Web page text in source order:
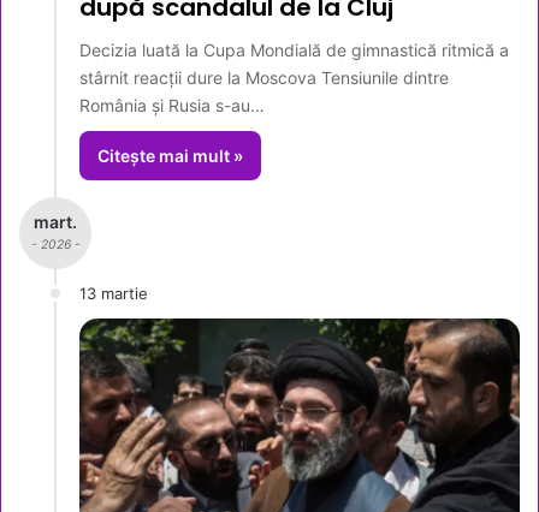
după scandalul de la Cluj
Decizia luată la Cupa Mondială de gimnastică ritmică a
stârnit reacții dure la Moscova Tensiunile dintre
România și Rusia s-au…
Citește mai mult »
mart.
- 2026 -
13 martie